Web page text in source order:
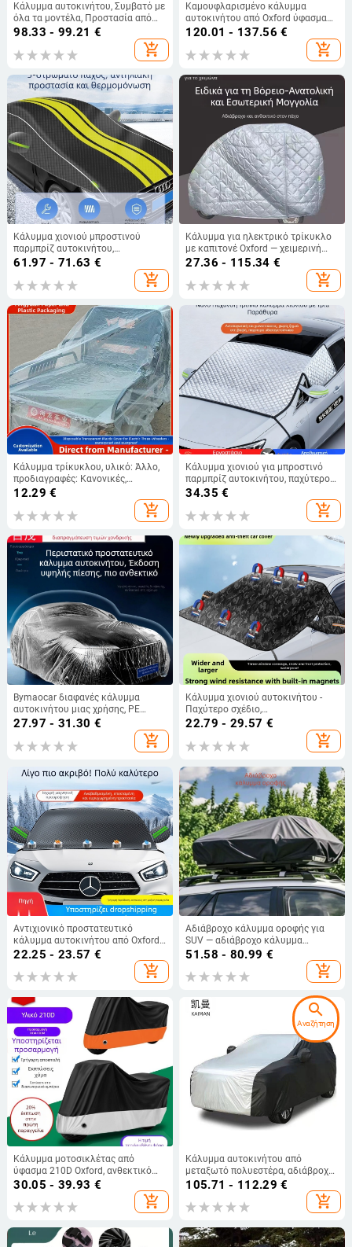
Κάλυμμα αυτοκινήτου, Συμβατό με
όλα τα μοντέλα, Προστασία από
ήλιο και βροχή, Θερμική μόνωση,
98.33 - 99.21 €
add_shopping_cart
Καμουφλαρισμένο κάλυμμα
αυτοκινήτου από Oxford ύφασμα
για όλες τις εποχές – αδιάβροχο
120.01 - 137.56 €
add_shopping_cart
Κάλυμμα χιονιού μπροστινού
παρμπρίζ αυτοκινήτου,
αντιπαγωτικό, θερμική μόνωση,
παχύτερο κάλυμμα για το μισό
αυτοκίνητο
61.97 - 71.63 €
add_shopping_cart
Κάλυμμα για ηλεκτρικό τρίκυκλο
με καπιτονέ Oxford — χειμερινή
μόνωση, προστασία μπαταρίας,
αντίσταση σε χιόνι και χαλάζι
27.36 - 115.34 €
add_shopping_cart
Κάλυμμα τρίκυκλου, υλικό: Άλλο,
προδιαγραφές: Κανονικές,
συμβατό με τρίκυκλα
12.29 €
add_shopping_cart
Κάλυμμα χιονιού για μπροστινό
παρμπρίζ αυτοκινήτου, παχύτερο
κάλυμμα από tarpaulin +
συνθετικό βαμβάκι, εγκατάσταση
με snap-in, καθολικό, 690 g,
34.35 €
add_shopping_cart
Bymaocar διαφανές κάλυμμα
αυτοκινήτου μιας χρήσης, PE
υλικό υψηλής διαφάνειας,
κατάλληλο για αυτοκίνητα και
SUV, βάρος 0,2 kg, δυνατότητα
27.97 - 31.30 €
add_shopping_cart
Κάλυμμα χιονιού αυτοκινήτου -
Παχύτερο σχέδιο,
Καμουφλαρισμένο μοτίβο,
Κατάλληλο για όλα τα μοντέλα,
Υφασμα Oxford, Προστασία από
22.79 - 29.57 €
add_shopping_cart
Αντιχιονικό προστατευτικό
κάλυμμα αυτοκινήτου από Oxford
ύφασμα, κατάλληλο για όλα τα
ηλεκτροστατική αυτοκόλλητη
22.25 - 23.57 €
add_shopping_cart
Αδιάβροχο κάλυμμα οροφής για
SUV — αδιάβροχο κάλυμμα
αποθήκευσης εξοπλισμού οροφής
51.58 - 80.99 €
add_shopping_cart
Κάλυμμα μοτοσικλέτας από
ύφασμα 210D Oxford, ανθεκτικό
στον άνεμο και τη βροχή,
UV‑ανθεκτικό, παχύ, για όλες τις
εποχές, προστασία από τη σκόνη
30.05 - 39.93 €
add_shopping_cart
Κάλυμμα αυτοκινήτου από
μεταξωτό πολυεστέρα, αδιάβροχο
και θερμομονωτικό, με μακριά
ανακλαστική λωρίδα, κατάλληλο
για sedan, SUV, MPV και hatchback
105.71 - 112.29 €
add_shopping_cart
search
Αναζήτηση